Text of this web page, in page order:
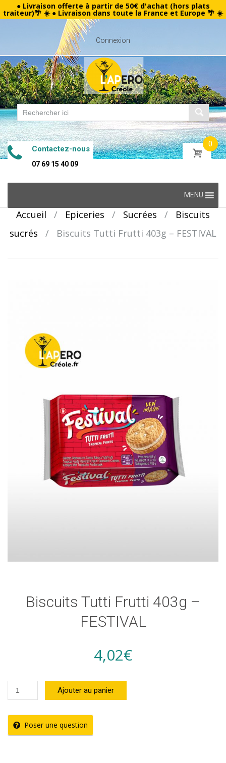
● Livraison offerte à partir de 50€ d'achat (hors plats
traiteur)🌴 ☀️ ● Livraison dans toute la France et Europe 🌴 ☀️
Connexion
Contactez-nous
07 69 15 40 09
0
content
MENU
Accueil / Epiceries / Sucrées /
Biscuits
sucrés
/ Biscuits Tutti Frutti 403g – FESTIVAL
Biscuits Tutti Frutti 403g –
FESTIVAL
4,02€
quantité
de
Biscuits
Tutti
Ajouter au panier
Poser une question